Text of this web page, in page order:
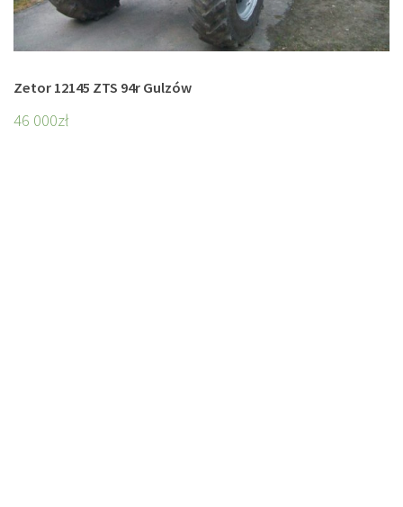
Zetor 12145 ZTS 94r Gulzów
46 000zł